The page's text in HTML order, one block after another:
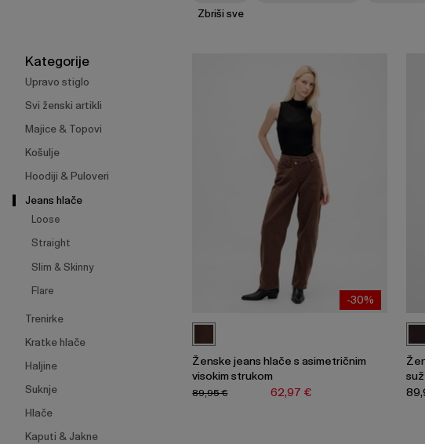
Zbriši sve
Kategorije
Upravo stiglo
Svi ženski artikli
Majice & Topovi
Košulje
Hoodiji & Puloveri
Jeans hlače
Loose
Straight
Slim & Skinny
Flare
Trenirke
Kratke hlače
Haljine
Suknje
Hlače
Kaputi & Jakne
-30%
Ženske jeans hlače s asimetričnim
visokim strukom
62,97 €
89,95 €